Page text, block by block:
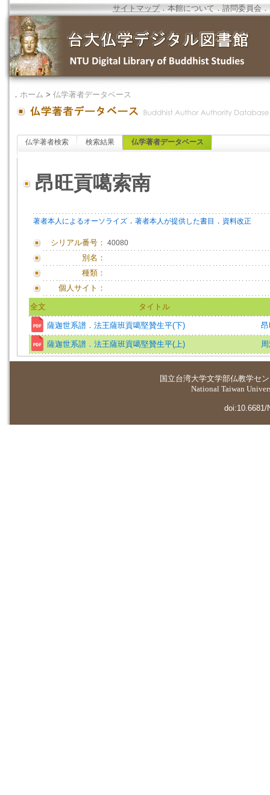
サイトマップ．本館について ．諮問委員会 ．
． ホーム > 仏学著者データベース
仏学著者検索 検索結果 仏学著者データベース
昂旺貢噶索南
著者本人によるオーソライズ ． 著者本人が提供した書目 ． 資料改正
シリアル番号： 40080
別名：
種類：
個人サイト：
全文 タイトル
薩迦世系譜．法王薩班貢噶堅贊生平(下)
薩迦世系譜．法王薩班貢噶堅贊生平(上)
国立台湾大学文学部仏教学セ
National Taiwan
doi:10.6681/